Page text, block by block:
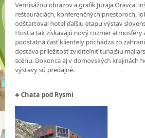
Vernisážou obrazov a grafík Juraja Oravca,
reštauráciách, konferenčných priestoroch,
odštartoval hotel ďalšiu etapu výstav
Hostia tak získavajú nový rozmer atmosféry
podstatná časť klientely prichádza zo
dostáva príležitosť zviditeľniť tunajšiu
scénu. Dokonca aj v domovských krajinách
výstavy sú predajné.
♣ Chata pod Rysmi